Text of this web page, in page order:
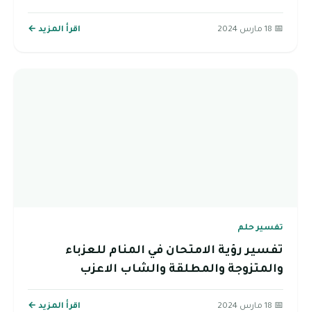
📅 18 مارس 2024 اقرأ المزيد ←
تفسير حلم
تفسير رؤية الامتحان في المنام للعزباء
والمتزوجة والمطلقة والشاب الاعزب
📅 18 مارس 2024 اقرأ المزيد ←